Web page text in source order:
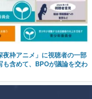
夜枠アニメ」に視聴者の一部
含めて、BPOが議論を交わ